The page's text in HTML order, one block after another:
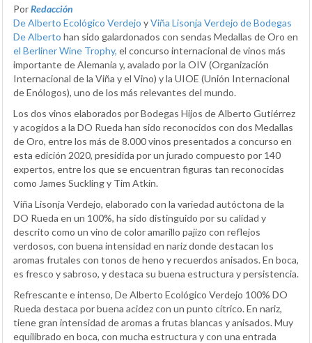
PorRedacción
De Alberto Ecológico Verdejo yViña Lisonja Verdejo de Bodegas
De Alberto han sido galardonados con sendas Medallas de Oro en
el Berliner Wine Trophy, el concurso internacional de vinos más
importante de Alemania y, avalado por la OIV (Organización
Internacional de la Viña y el Vino) y la UIOE (Unión Internacional
de Enólogos), uno de los más relevantes del mundo.
Los dos vinos elaborados por Bodegas Hijos de Alberto Gutiérrez
y acogidos a la DO Rueda han sido reconocidos con dos Medallas
de Oro, entre los más de 8.000 vinos presentados a concurso en
esta edición 2020, presidida por un jurado compuesto por 140
expertos, entre los que se encuentran figuras tan reconocidas
como James Suckling y Tim Atkin.
Viña Lisonja Verdejo, elaborado con la variedad autóctona de la
DO Rueda en un 100%, ha sido distinguido por su calidad y
descrito como un vino de color amarillo pajizo con reflejos
verdosos, con buena intensidad en nariz donde destacan los
aromas frutales con tonos de heno y recuerdos anisados. En boca,
es fresco y sabroso, y destaca su buena estructura y persistencia.
Refrescante e intenso, De Alberto Ecológico Verdejo 100% DO
Rueda destaca por buena acidez con un punto cítrico. En nariz,
tiene gran intensidad de aromas a frutas blancas y anisados. Muy
equilibrado en boca, con mucha estructura y con una entrada